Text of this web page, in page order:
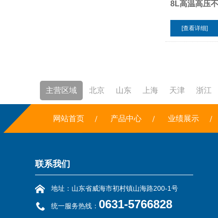
8L高温高压
[查看详细]
主营区域 北京 山东 上海 天津 浙江
网站首页 产品中心 业绩展示
联系我们
地址：山东省威海市初村镇山海路200-1号
统一服务热线： 0631-5766828
焚烧炉 铣边机 干冰 露点仪 三恒系统